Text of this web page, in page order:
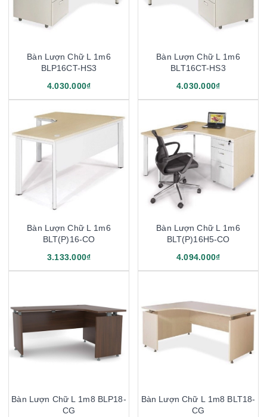
Bàn Lượn Chữ L 1m6
BLP16CT-HS3
4.030.000₫
Bàn Lượn Chữ L 1m6
BLT16CT-HS3
4.030.000₫
Bàn Lượn Chữ L 1m6
BLT(P)16-CO
3.133.000₫
Bàn Lượn Chữ L 1m6
BLT(P)16H5-CO
4.094.000₫
Bàn Lượn Chữ L 1m8 BLP18-
CG
Bàn Lượn Chữ L 1m8 BLT18-
CG